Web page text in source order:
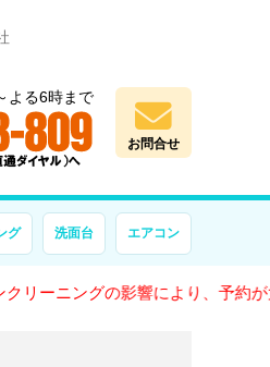
よる6時まで
お問合せ
グ 洗面台 エアコン
グの影響により、予約が大変混雑